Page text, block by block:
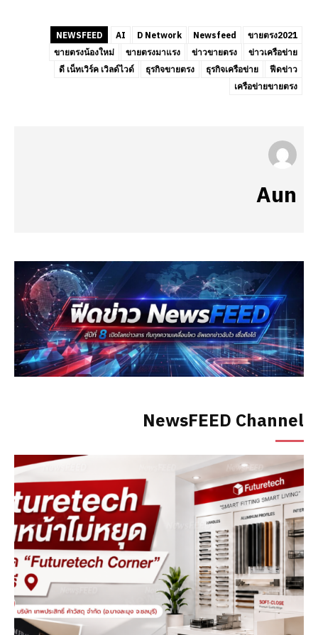
NewsFEED Channel
NEWSFEED AI D Network Newsfeed
ขายตรง2021
ขายตรงน้องใหม่
ขายตรงมาแรง ข่าวขายตรง
ข่าวเครือข่าย
ดี เน็ทเวิร์ค เวิลด์ไวด์
ธุรกิจขายตรง ธุรกิจเครือข่าย
ฟีดข่าว
เครือข่ายขายตรง
Aun